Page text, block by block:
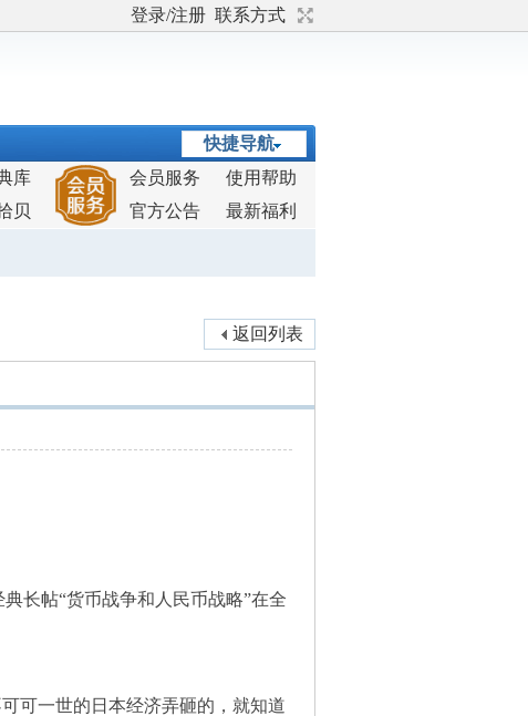
登录/注册 联系方式
快捷导航
库
贝
会员服务
使用帮助
官方公告
最新福利
返回列表
长帖“货币战争和人民币战略”在全
可一世的日本经济弄砸的，就知道